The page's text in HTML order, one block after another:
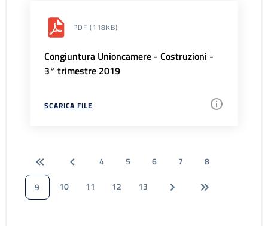
PDF (118KB)
Congiuntura Unioncamere - Costruzioni -
3° trimestre 2019
SCARICA FILE
4 5 6 7
8
9
10 11 12 13